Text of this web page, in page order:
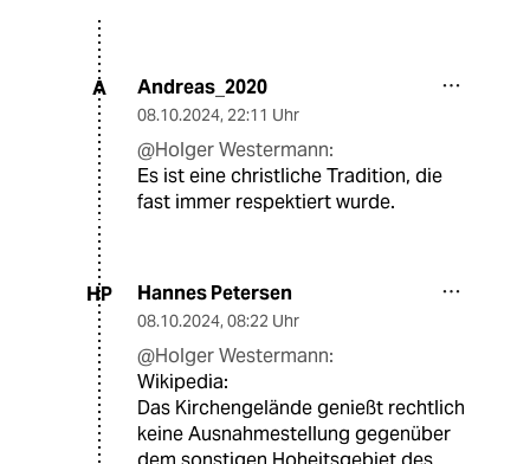
A Andreas_2020
08.10.2024, 22:11 Uhr
@Holger Westermann:
Es ist eine christliche Tradition, die
fast immer respektiert wurde.
HP Hannes Petersen
08.10.2024, 08:22 Uhr
@Holger Westermann:
Wikipedia:
Das Kirchengelände genießt rechtlich
keine Ausnahmestellung gegenüber